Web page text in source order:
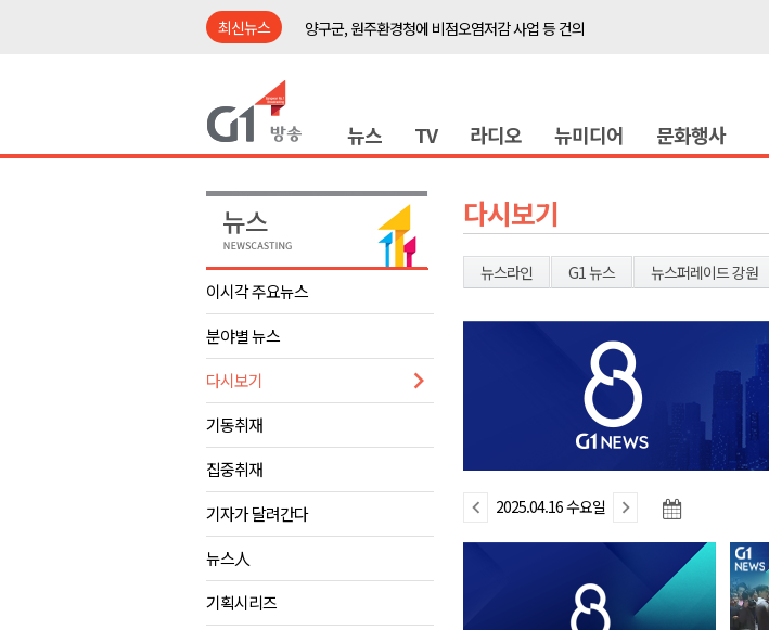
최신뉴스
양구군, 원주환경청에 비점오염저감 사업 등 건의
원주시, 하반기 중소기업육성자금 지원 접수
태백시, 28~29일 제5회 황부자 며느리 축제
오늘 극한폭염 계속..낮 최고 ‘영상 38도’
썩고, 무르고..농산물 피해 속출
양구군, 원주환경청에 비점오염저감 사업 등 건의
<강원랜드> 관광객이 인구 3배..싱가포르 복합리조트
<강원랜드> 마카오 카지노 "복합리조트로 진화 중"
강원도립대학교, 하반기 평생교육원 수강생 모집
태백시, 28~29일 제5회 황부자 며느리 축제
오늘 극한폭염 계속..낮 최고 ‘영상 38도’
뉴스 TV 라디오 뉴미디어 문화행사
이시각 주요뉴스
분야별 뉴스
다시보기
기동취재
집중취재
기자가 달려간다
뉴스人
기획시리즈
다시보기
뉴스라인 G1 뉴스 뉴스퍼레이드 강원
이
2025.04.16 수요일